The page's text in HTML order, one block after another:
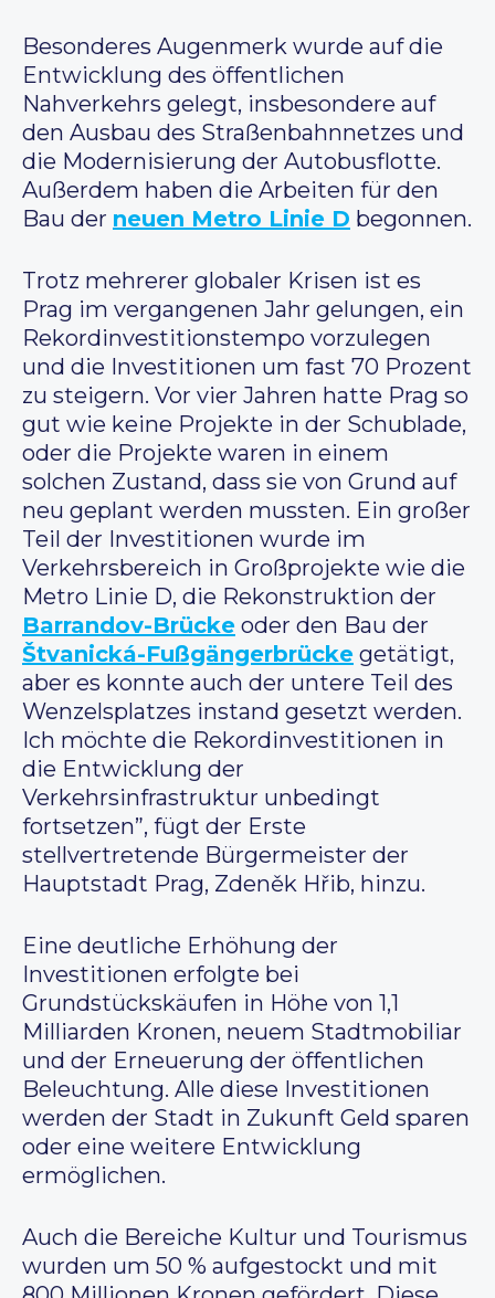
Besonderes Augenmerk wurde auf die
Entwicklung des öffentlichen
Nahverkehrs gelegt, insbesondere auf
den Ausbau des Straßenbahnnetzes und
die Modernisierung der Autobusflotte.
Außerdem haben die Arbeiten für den
Bau der neuen Metro Linie D begonnen.
Trotz mehrerer globaler Krisen ist es
Prag im vergangenen Jahr gelungen, ein
Rekordinvestitionstempo vorzulegen
und die Investitionen um fast 70 Prozent
zu steigern. Vor vier Jahren hatte Prag so
gut wie keine Projekte in der Schublade,
oder die Projekte waren in einem
solchen Zustand, dass sie von Grund auf
neu geplant werden mussten. Ein großer
Teil der Investitionen wurde im
Verkehrsbereich in Großprojekte wie die
Metro Linie D, die Rekonstruktion der
Barrandov-Brücke oder den Bau der
Štvanická-Fußgängerbrücke getätigt,
aber es konnte auch der untere Teil des
Wenzelsplatzes instand gesetzt werden.
Ich möchte die Rekordinvestitionen in
die Entwicklung der
Verkehrsinfrastruktur unbedingt
fortsetzen”, fügt der Erste
stellvertretende Bürgermeister der
Hauptstadt Prag, Zdeněk Hřib, hinzu.
Eine deutliche Erhöhung der
Investitionen erfolgte bei
Grundstückskäufen in Höhe von 1,1
Milliarden Kronen, neuem Stadtmobiliar
und der Erneuerung der öffentlichen
Beleuchtung. Alle diese Investitionen
werden der Stadt in Zukunft Geld sparen
oder eine weitere Entwicklung
ermöglichen.
Auch die Bereiche Kultur und Tourismus
wurden um 50 % aufgestockt und mit